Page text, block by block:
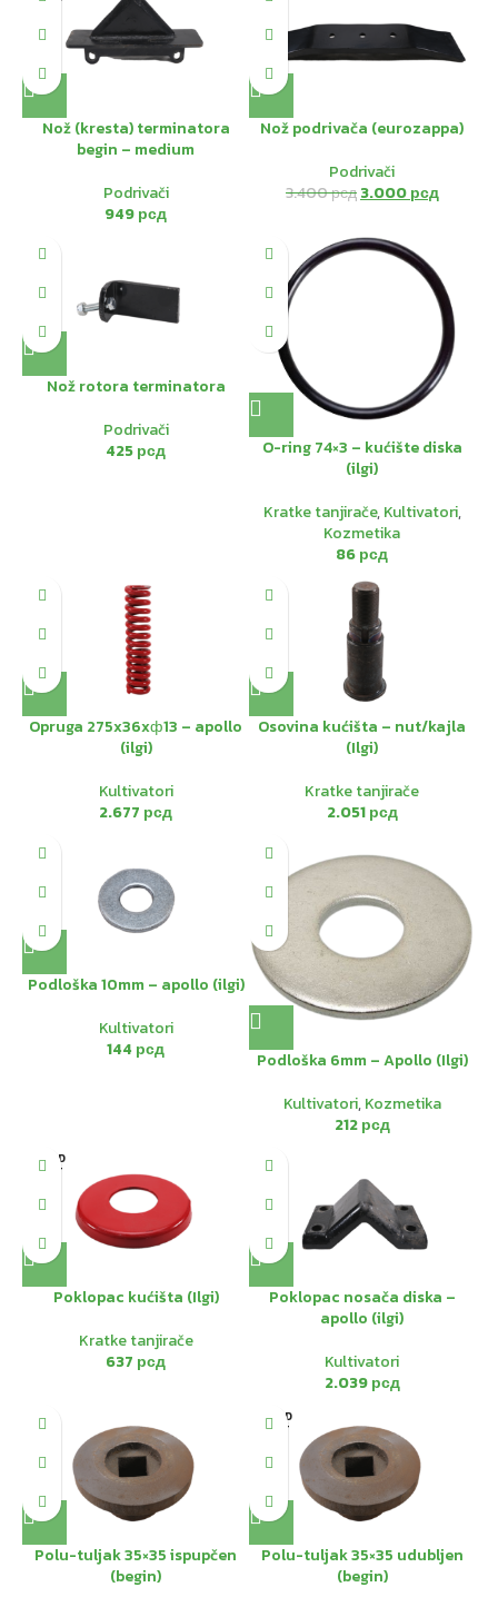
Nož (kresta) terminatora
begin – medium
Podrivači
949рсд
HOT
Nož podrivača (eurozappa)
Podrivači
3.400рсд3.000рсд
Nož rotora terminatora
Podrivači
425рсд
O-ring 74×3 – kućište diska
(ilgi)
Kratke tanjirače,Kultivatori,
Kozmetika
86рсд
Opruga 275x36xф13 – apollo
(ilgi)
Kultivatori
2.677 рсд
Osovina kućišta – nut/kajla
(Ilgi)
Kratke tanjirače
2.051рсд
Podloška 10mm – apollo (ilgi)
Kultivatori
144 рсд
Podloška 6mm – Apollo (Ilgi)
Kultivatori,Kozmetika
212рсд
SOLD
OUT
Poklopac kućišta (Ilgi)
Kratke tanjirače
637 рсд
Poklopac nosača diska –
apollo (ilgi)
Kultivatori
2.039рсд
Polu-tuljak 35×35 ispupčen
(begin)
SOLD
OUT
Polu-tuljak 35×35 udubljen
(begin)